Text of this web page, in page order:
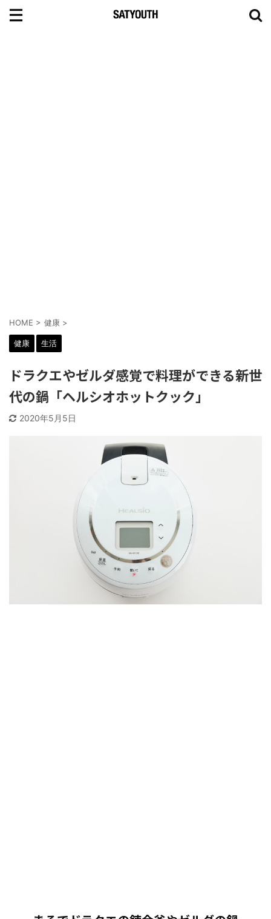
HOME > 健康 >
健康 生活
ドラクエやゼルダ感覚で料理ができる新世
代の鍋「ヘルシオホットクック」
2020年5月5日